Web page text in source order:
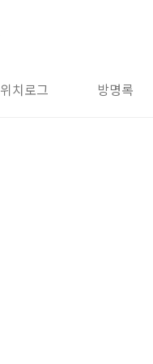
위치로그 방명록